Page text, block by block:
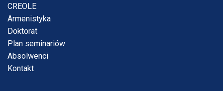
CREOLE
Armenistyka
Doktorat
Plan seminariów
Absolwenci
Kontakt